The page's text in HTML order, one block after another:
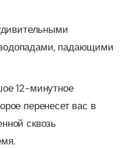
падающими
12-минутное
перенесет вас в
сквозь